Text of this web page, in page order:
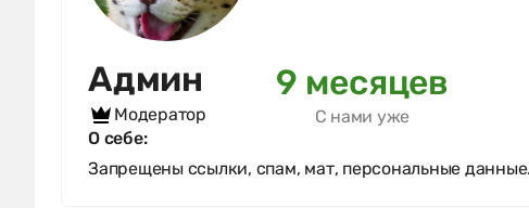
Админ
Модератор
9 месяцев
С нами уже
О себе:
Запрещены ссылки, спам, мат, персональные